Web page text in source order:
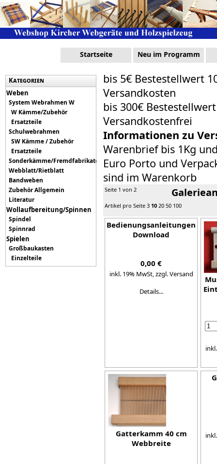
Startseite Neu im Programm
Kategorien
Weben
System Webrahmen W
W Kämme/Zubehör
Ersatzteile
Schulwebrahmen
SW Kämme / Zubehör
Ersatzteile
Sonderkämme/Fremdfabrikate
Webblatt/Rietblatt
Bandweben
Zubehör Allgemein
Literatur
Wollaufbereitung/Spinnen
Spindel
Spinnrad
Spielen
Großbaukasten
Einzelteile
bis 5€ Bestestellwert
Versandkosten
bis 300€
Versandkostenfrei
Informationen zu
Warenbrief bis 1Kg
Euro Porto und
sind im Warenkorb
Seite 1 von 2
Artikel pro Seite 3 10 20 50 100
Bedienungsanleitungen
Download
0,00 €
inkl. 19% MwSt,zzgl. Versand
Details...
Gatterkamm 40 cm
Webbreite